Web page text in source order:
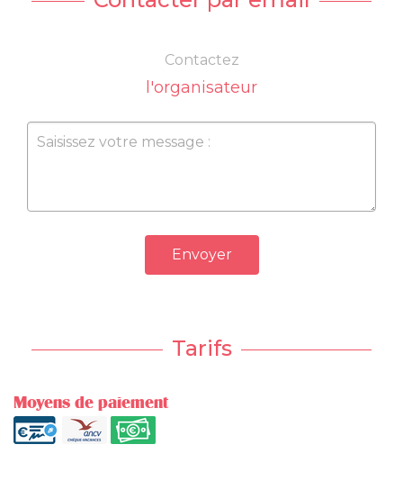
Contactez
l'organisateur
Envoyer
Tarifs
Moyens de paiement